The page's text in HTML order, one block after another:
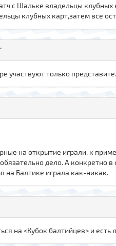
с Шальке владельцы
клубных карт,затем все
участвуют только
на открытие играли, к
дело. А конкретно в
на Балтике играла как-никак.
на <Кубок балтийцев> и есть